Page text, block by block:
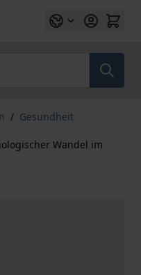
/ Gesundheit
Wandel im